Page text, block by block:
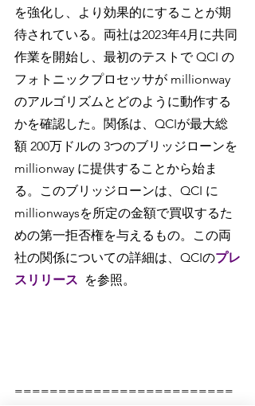
を強化し、より効果的にすることが期
待されている。両社は2023年4月に共同
作業を開始し、最初のテストで QCI の
フォトニックプロセッサが millionway
のアルゴリズムとどのように動作する
かを確認した。関係は、QCIが最大総
額 200万ドルの 3つのブリッジローンを
millionway に提供することから始ま
る。このブリッジローンは、QCI に
millionwaysを所定の金額で買収するた
めの第一拒否権を与えるもの。この両
社の関係についての詳細は、QCIのプレ
スリリース を参照。
=========================